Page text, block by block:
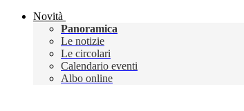
Novità
Panoramica
Le notizie
Le circolari
Calendario eventi
Albo online